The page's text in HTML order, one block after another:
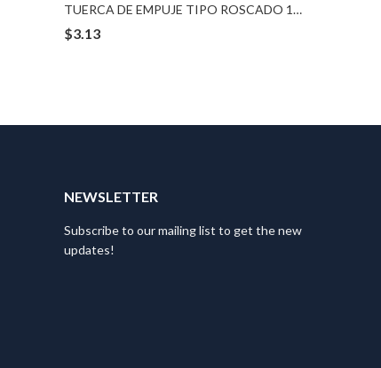
TUERCA DE EMPUJE TIPO ROSCADO 12-1.75 MM
$3.13
NEWSLETTER
Subscribe to our mailing list to get the new
updates!